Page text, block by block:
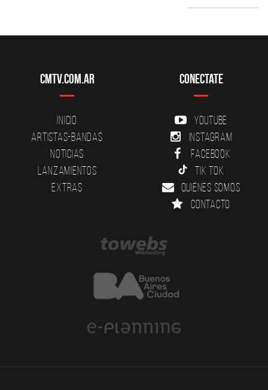
CMTV.com.ar
Inicio
Artistas-Bandas
Noticias
Lanzamientos
Extras
Conectate
YouTube
Instagram
Facebook
Tik Tok
Quienes somos
Contacto